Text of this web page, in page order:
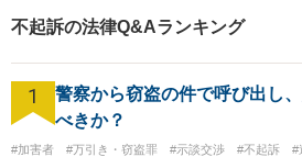
ようにと、接見禁止の一部解除の申立てを行い
立ても裁判所には認めてもらえず、Aさんは弁護
「被疑者ノート」には、Aさんに自白を強要する
の言葉が、数多く記されていました。 警察官の
れるようなことは決してあってはならないこと
長および検察庁に対し、即時に抗議書を送付し
不起訴の法律Q&Aランキング
1
警察から窃盗の件で呼び出し
べきか？
#加害者 #万引き・窃盗罪 #示談交渉 #不起訴 #